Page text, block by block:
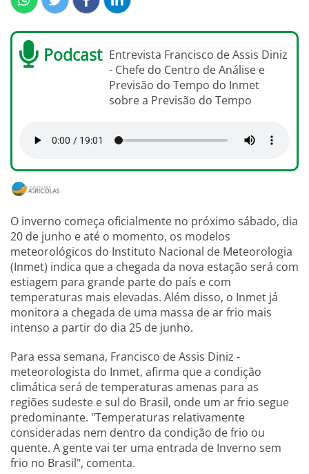
Podcast Entrevista Francisco de Assis Diniz
- Chefe do Centro de Análise e
Previsão do Tempo do Inmet
sobre a Previsão do Tempo
O inverno começa oficialmente no próximo sábado, dia
20 de junho e até o momento, os modelos
meteorológicos do Instituto Nacional de Meteorologia
(Inmet) indica que a chegada da nova estação será com
estiagem para grande parte do país e com
temperaturas mais elevadas. Além disso, o Inmet já
monitora a chegada de uma massa de ar frio mais
intenso a partir do dia 25 de junho.
Para essa semana, Francisco de Assis Diniz -
meteorologista do Inmet, afirma que a condição
climática será de temperaturas amenas para as
regiões sudeste e sul do Brasil, onde um ar frio segue
predominante. "Temperaturas relativamente
consideradas nem dentro da condição de frio ou
quente. A gente vai ter uma entrada de Inverno sem
frio no Brasil", comenta.